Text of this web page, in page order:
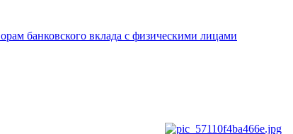
банковского вклада с физическими лицами